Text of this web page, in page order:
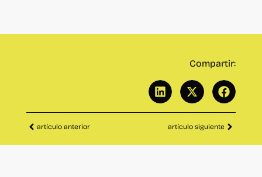
Compartir:
artículo anterior artículo siguiente